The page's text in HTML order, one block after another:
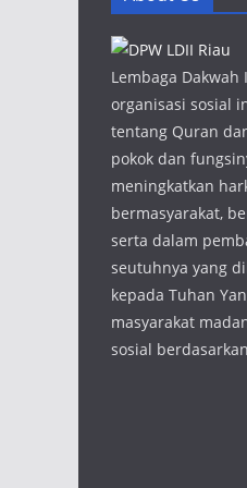
Lembaga
organisasi sosial
tentang Quran
pokok dan
meningkatkan
bermasyarakat,
serta dalam
seutuhnya yang
kepada Tuhan
masyarakat
sosial